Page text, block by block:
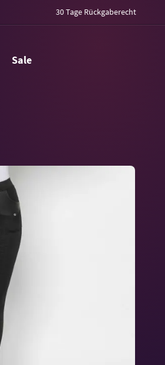
30 Tage Rückgaberecht
Sale